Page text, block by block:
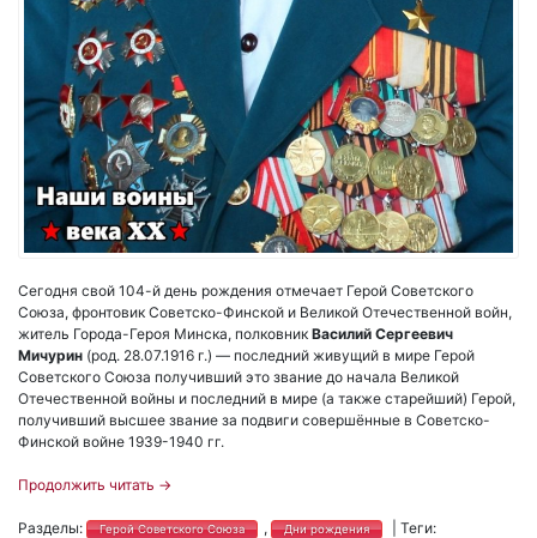
Сегодня свой 104-й день рождения отмечает Герой Советского
Союза, фронтовик Советско-Финской и Великой Отечественной войн,
житель Города-Героя Минска, полковник Василий Сергеевич
Мичурин (род. 28.07.1916 г.) — последний живущий в мире Герой
Советского Союза получивший это звание до начала Великой
Отечественной войны и последний в мире (а также старейший) Герой,
получивший высшее звание за подвиги совершённые в Советско-
Финской войне 1939-1940 гг.
Продолжить читать →
Разделы: Герой Советского Союза , Дни рождения Теги: